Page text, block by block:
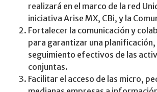
realizará en el marco de la red
iniciativa Arise MX, CBi, y la
Fortalecer la comunicación y
para garantizar una planificación,
seguimiento efectivos de las
conjuntas.
Facilitar el acceso de las micro,